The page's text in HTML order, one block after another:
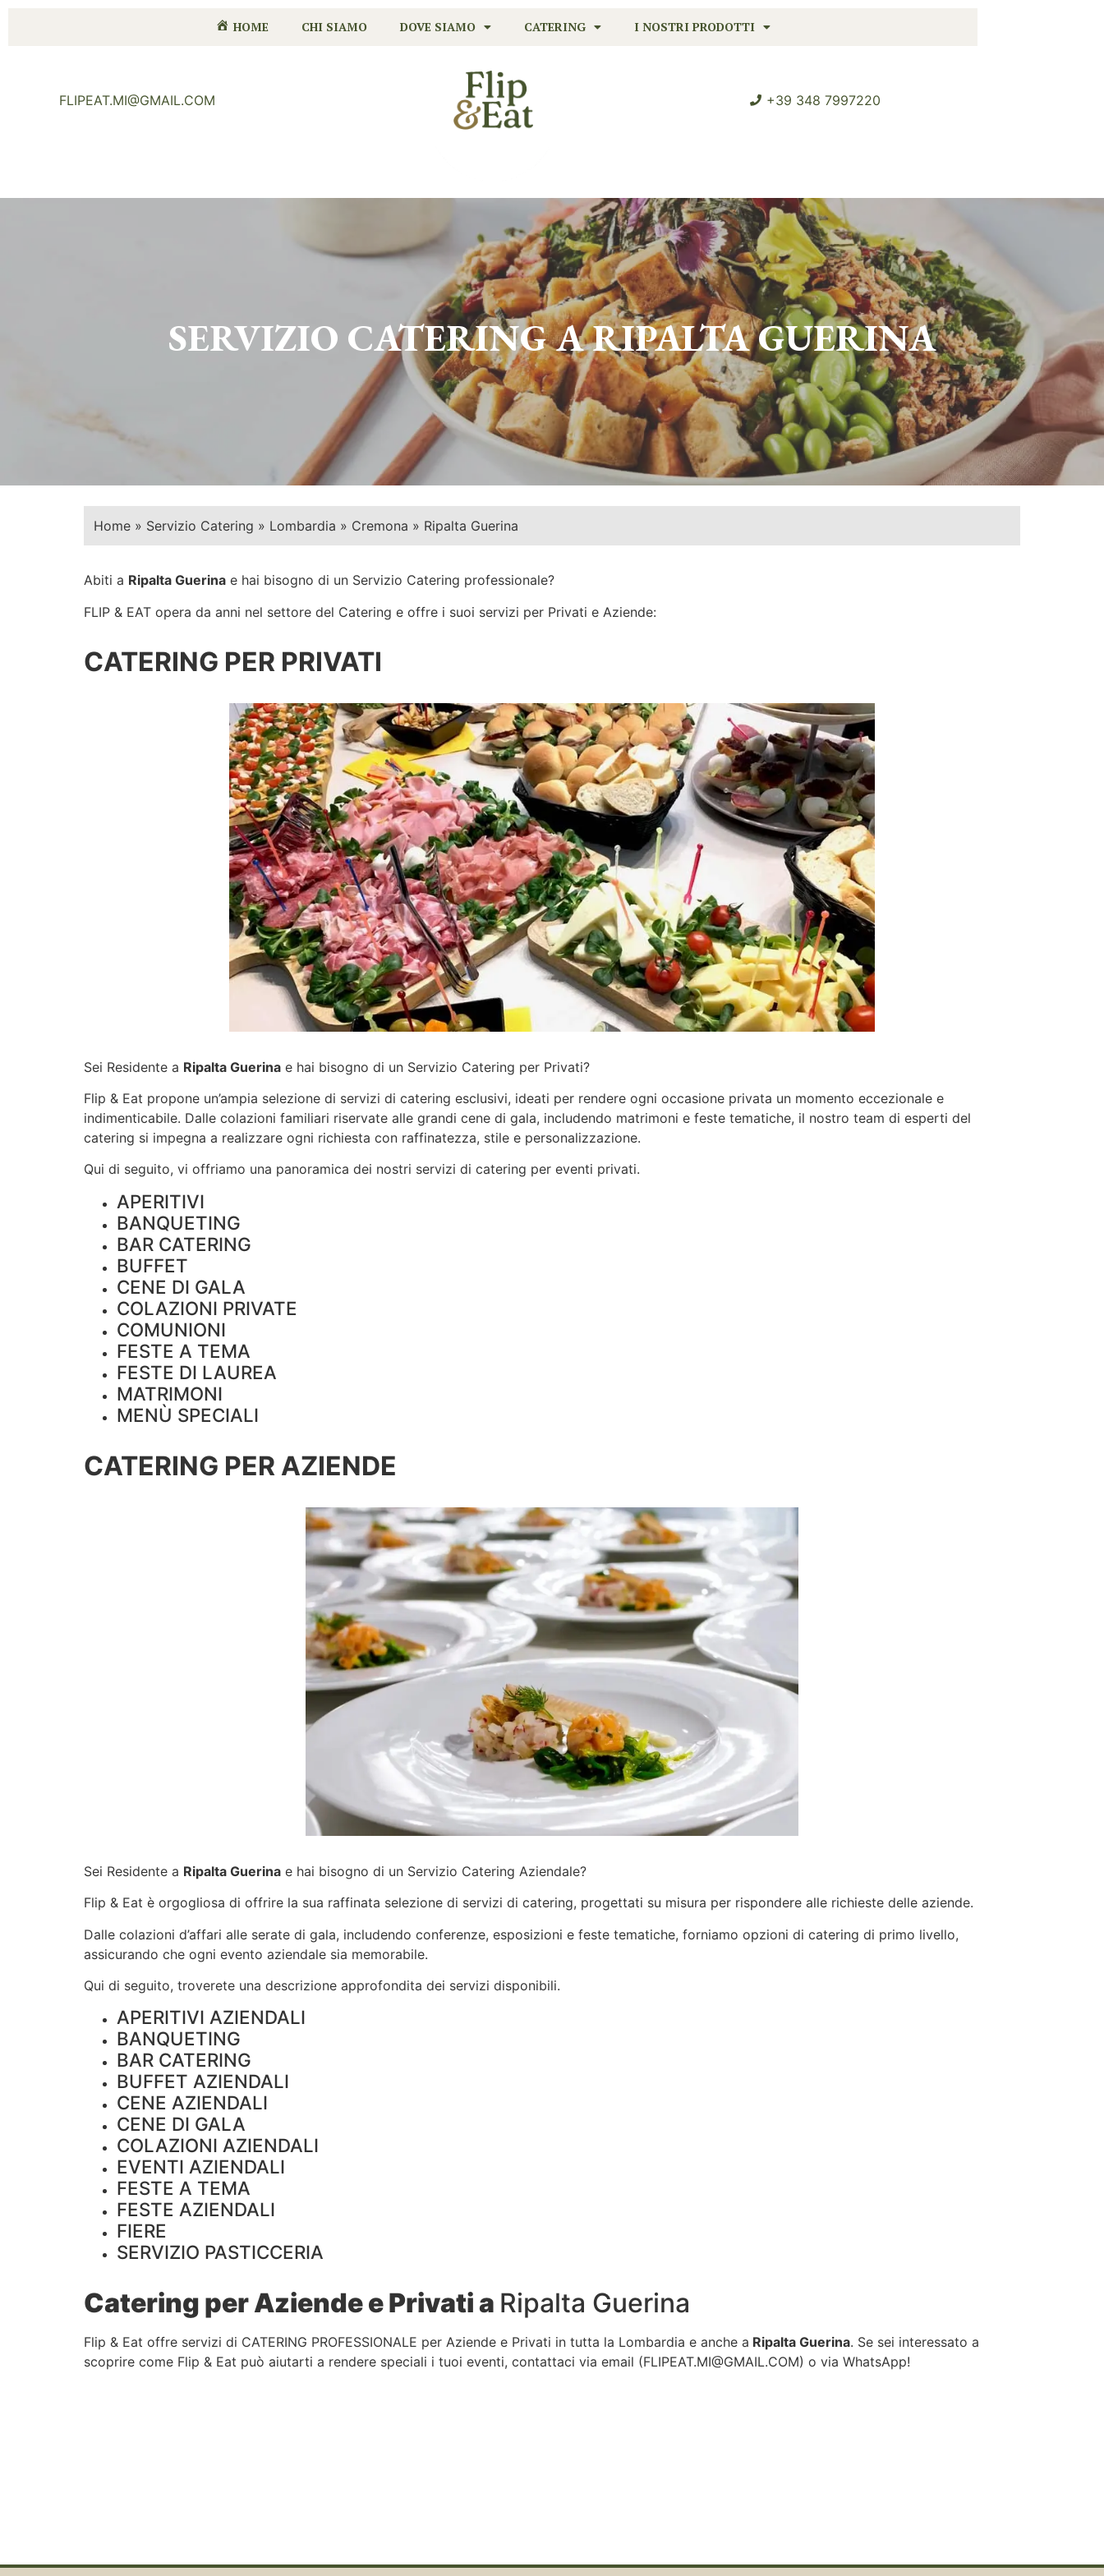
HOME CHI SIAMO DOVE SIAMO CATERING I NOSTRI PRODOTTI
FLIPEAT.MI@GMAIL.COM +39 348 7997220
SERVIZIO CATERING ARIPALTA GUERINA
Home » Servizio Catering » Lombardia » Cremona » Ripalta Guerina
Abiti a Ripalta Guerina e hai bisogno di un Servizio Catering professionale?
FLIP & EAT opera da anni nel settore del Catering e offre i suoi servizi per Privati e Aziende:
CATERING PER PRIVATI
Sei Residente a Ripalta Guerina e hai bisogno di un Servizio Catering per Privati?
Flip & Eat propone un’ampia selezione di servizi di catering esclusivi, ideati per rendere ogni occasione privata un momento eccezionale e
indimenticabile. Dalle colazioni familiari riservate alle grandi cene di gala, includendo matrimoni e feste tematiche, il nostro team di esperti del
catering si impegna a realizzare ogni richiesta con raffinatezza, stile e personalizzazione.
Qui di seguito, vi offriamo una panoramica dei nostri servizi di catering per eventi privati.
APERITIVI
BANQUETING
BAR CATERING
BUFFET
CENE DI GALA
COLAZIONI PRIVATE
COMUNIONI
FESTE A TEMA
FESTE DI LAUREA
MATRIMONI
MENÙ SPECIALI
CATERING PER AZIENDE
Sei Residente a Ripalta Guerina e hai bisogno di un Servizio Catering Aziendale?
Flip & Eat è orgogliosa di offrire la sua raffinata selezione di servizi di catering, progettati su misura per rispondere alle richieste delle aziende.
Dalle colazioni d’affari alle serate di gala, includendo conferenze, esposizioni e feste tematiche, forniamo opzioni di catering di primo livello,
assicurando che ogni evento aziendale sia memorabile.
Qui di seguito, troverete una descrizione approfondita dei servizi disponibili.
APERITIVI AZIENDALI
BANQUETING
BAR CATERING
BUFFET AZIENDALI
CENE AZIENDALI
CENE DI GALA
COLAZIONI AZIENDALI
EVENTI AZIENDALI
FESTE A TEMA
FESTE AZIENDALI
FIERE
SERVIZIO PASTICCERIA
Catering per Aziende e Privati a Ripalta Guerina
Flip & Eat offre servizi di CATERING PROFESSIONALE per Aziende e Privati in tutta la Lombardia e anche a Ripalta Guerina. Se sei interessato a
scoprire come Flip & Eat può aiutarti a rendere speciali i tuoi eventi, contattaci via email (FLIPEAT.MI@GMAIL.COM) o via WhatsApp!